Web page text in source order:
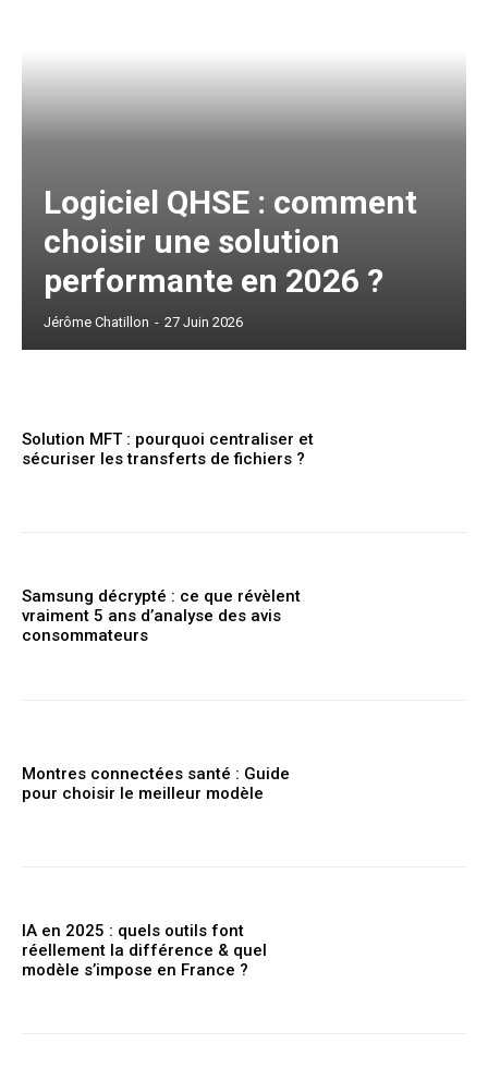
Logiciel QHSE : comment
choisir une solution
performante en 2026 ?
Jérôme Chatillon - 27 Juin 2026
Solution MFT : pourquoi centraliser et
sécuriser les transferts de fichiers ?
Samsung décrypté : ce que révèlent
vraiment 5 ans d’analyse des avis
consommateurs
Montres connectées santé : Guide
pour choisir le meilleur modèle
IA en 2025 : quels outils font
réellement la différence & quel
modèle s’impose en France ?